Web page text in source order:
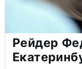
Рейдер